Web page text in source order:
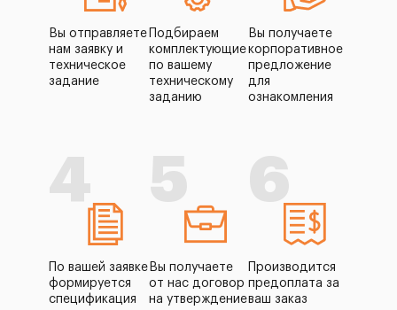
Вы отправляете
нам заявку и
техническое
задание
Подбираем
комплектующие
по вашему
техническому
заданию
Вы получаете
корпоративное
предложение
для
ознакомления
4
По вашей заявке
формируется
спецификация
5
Вы получаете
от нас договор
на утверждение
6
Производится
предоплата за
ваш заказ